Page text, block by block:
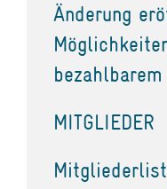
Änderung
MITGLIEDER